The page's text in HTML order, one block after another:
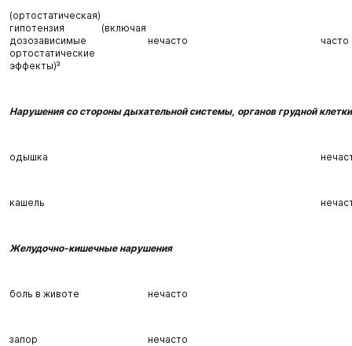
(ортостатическая)
гипотензия (включая
дозозависимые
ортостатические
эффекты)³
нечасто часто
Нарушения со стороны дыхательной системы, органов грудной
одышка
кашель
Желудочно-кишечные нарушения
боль в животе нечасто
запор нечасто